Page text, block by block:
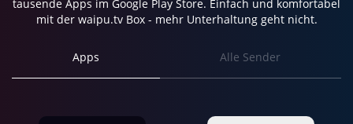
tausende Apps im Google Play Store. Einfach und komfortabel
mit der waipu.tv Box - mehr Unterhaltung geht nicht.
Apps Alle Sender